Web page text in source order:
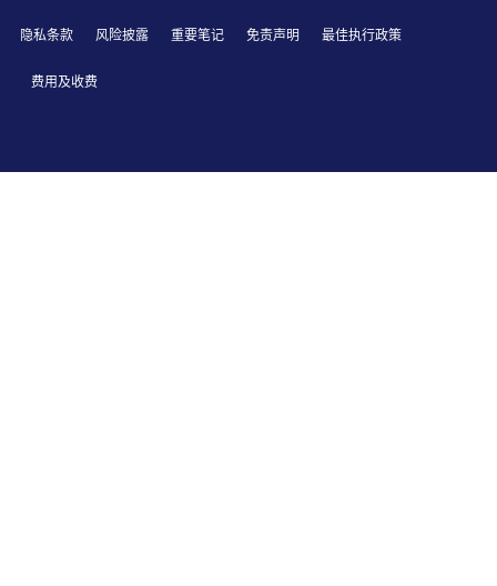
隐私条款 风险披露 重要笔记 免责声明 最佳执行政策
费用及收费